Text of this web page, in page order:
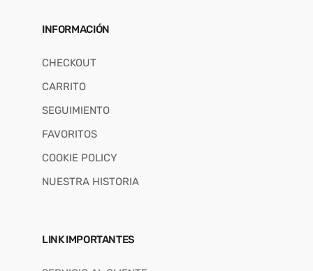
INFORMACIÓN
CHECKOUT
CARRITO
SEGUIMIENTO
FAVORITOS
COOKIE POLICY
NUESTRA HISTORIA
LINK IMPORTANTES